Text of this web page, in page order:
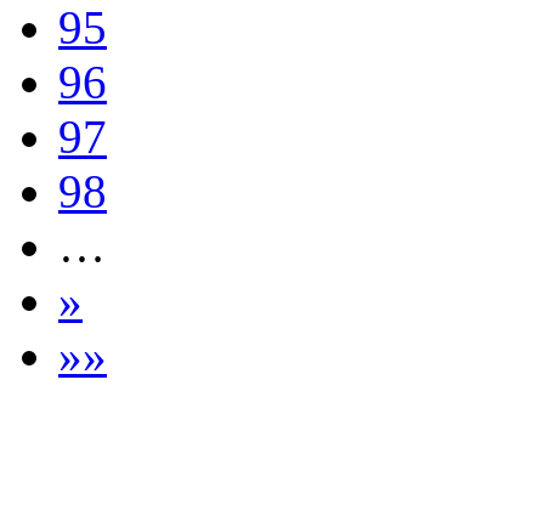
95
96
97
98
…
»
»»